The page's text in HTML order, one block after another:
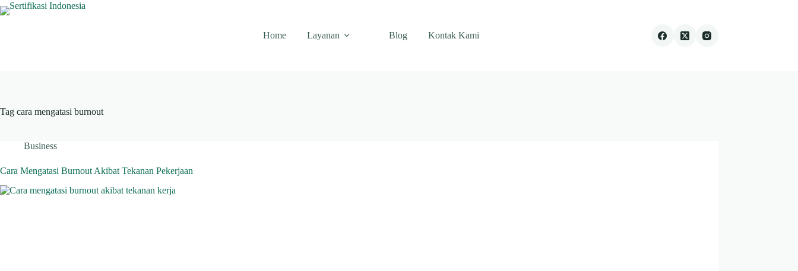
Skip
to
Home
Layanan Blog Kontak Kami
Tag cara mengatasi burnout
Business
Cara Mengatasi Burnout Akibat Tekanan Pekerjaan